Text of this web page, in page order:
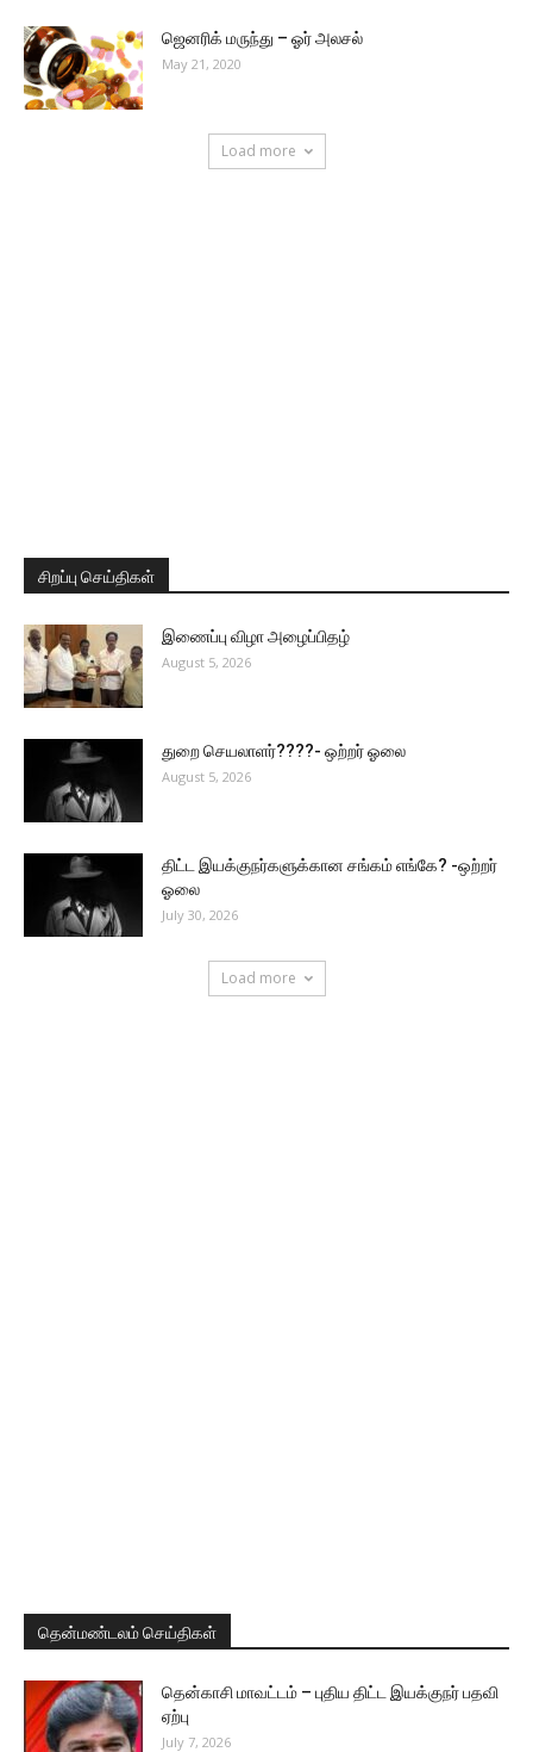
ஜெனரிக் மருந்து – ஓர் அலசல்
May 21, 2020
Load more
சிறப்பு செய்திகள்
இணைப்பு விழா அழைப்பிதழ்
August 5, 2026
துறை செயலாளர்????- ஒற்றர் ஓலை
August 5, 2026
திட்ட இயக்குநர்களுக்கான சங்கம் எங்கே? -ஒற்றர்
ஓலை
July 30, 2026
Load more
தென்மண்டலம் செய்திகள்
தென்காசி மாவட்டம் – புதிய திட்ட இயக்குநர் பதவி
ஏற்பு
July 7, 2026